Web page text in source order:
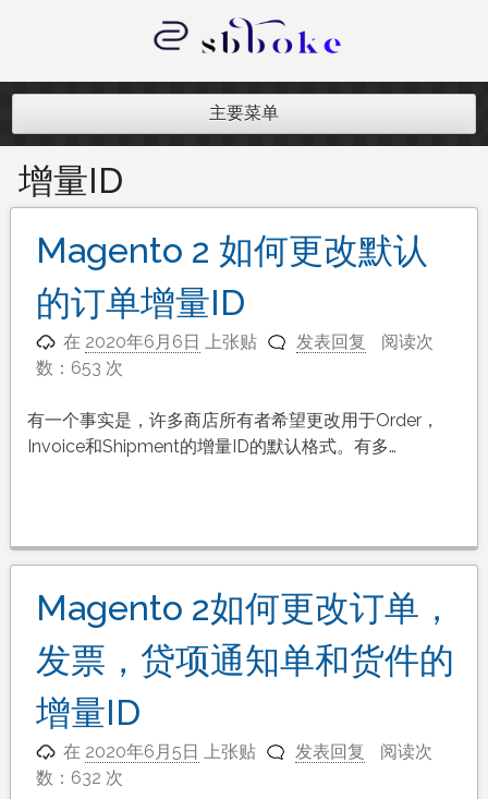
内
记录跨境电商独立站开发遇到的点点
主要菜单
增量ID
Magento 2 如何更改默认
的订单增量ID
在 2020年6月6日 上张贴 发表回复
阅读次
数：653 次
有一个事实是，许多商店所有者希望更改用于Order，
Invoice和Shipment的增量ID的默认格式。有多…
Magento 2如何更改订单，
发票，贷项通知单和货件的
增量ID
在 2020年6月5日 上张贴 发表回复
阅读次
数：632 次